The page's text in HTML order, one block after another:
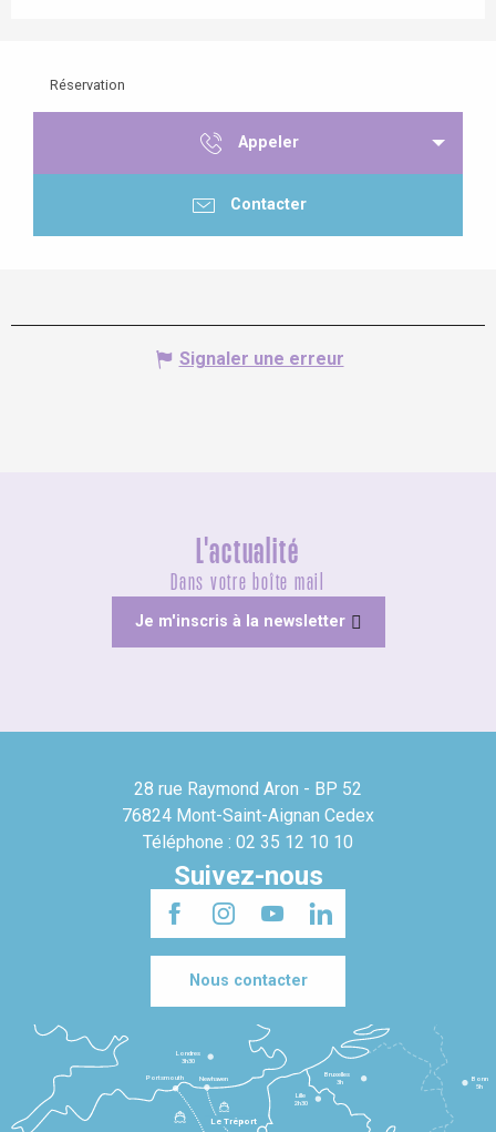
Réservation
Appeler
Contacter
Signaler une erreur
L'actualité
Dans votre boîte mail
Je m'inscris à la newsletter
28 rue Raymond Aron - BP 52
76824 Mont-Saint-Aignan Cedex
Téléphone : 02 35 12 10 10
Suivez-nous
Nous contacter
Le Tréport
Lille
2h30
Bruxelles
3h
Londres
3h30
Newhaven
Portsmouth
Bonn
5h